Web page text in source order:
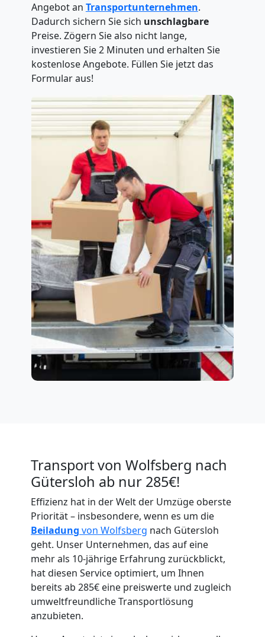
Angebot an Transportunternehmen.
Dadurch sichern Sie sich unschlagbare
Preise. Zögern Sie also nicht lange,
investieren Sie 2 Minuten und erhalten Sie
kostenlose Angebote. Füllen Sie jetzt das
Formular aus!
Transport von Wolfsberg nach
Gütersloh ab nur 285€!
Effizienz hat in der Welt der Umzüge oberste
Priorität – insbesondere, wenn es um die
Beiladung von Wolfsberg nach Gütersloh
geht. Unser Unternehmen, das auf eine
mehr als 10-jährige Erfahrung zurückblickt,
hat diesen Service optimiert, um Ihnen
bereits ab 285€ eine preiswerte und zugleich
umweltfreundliche Transportlösung
anzubieten.
Umzugshelfer
Wolfsberg
Möbeltaxi
Wolfsberg
Kleintransport